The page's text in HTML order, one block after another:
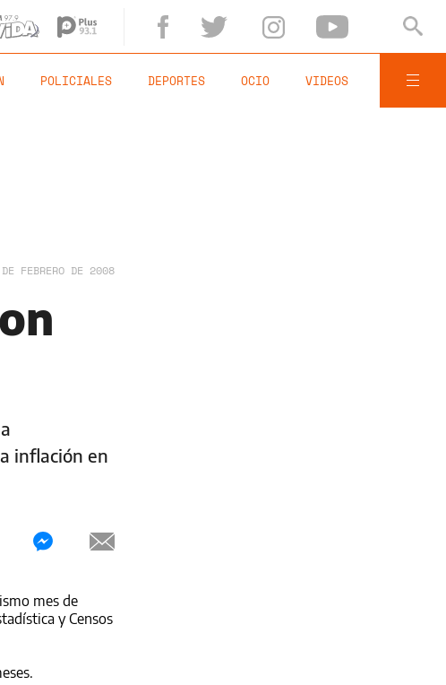
POLICIALES DEPORTES OCIO VIDEOS
FEBRERO DE 2008
inflación en
mes de
y Censos